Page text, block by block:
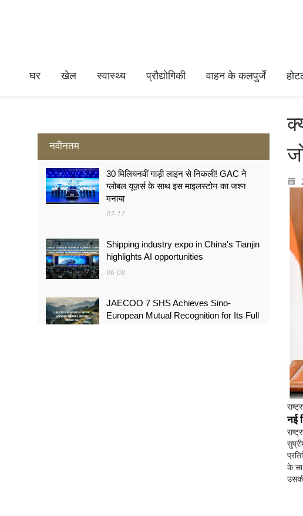
घर खेल स्वास्थ्य प्रौद्योगिकी वाहन के कलपुर्जे
नवीनतम
30 मिलियनवीं गाड़ी लाइन से निकली! GAC ने
ग्लोबल यूज़र्स के साथ इस माइलस्टोन का जश्न
मनाया
07-17
Shipping industry expo in China's Tianjin
highlights AI opportunities
06-08
JAECOO 7 SHS Achieves Sino-
European Mutual Recognition for Its Full
नई
के